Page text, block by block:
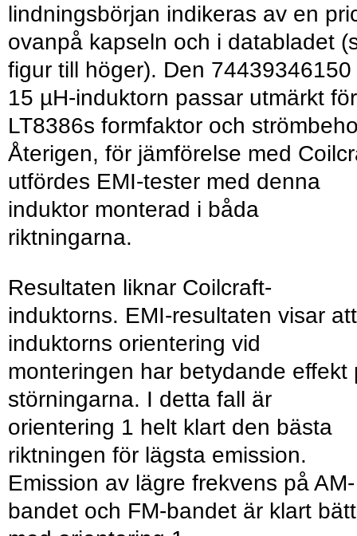
lindningsbörjan indikeras av en
ovanpå kapseln och i databladet
figur till höger). Den 74439346150
15 µH-induktorn passar utmärkt för
LT8386s formfaktor och
Återigen, för jämförelse med
utfördes EMI-tester med denna
induktor monterad i båda
riktningarna.
Resultaten liknar Coilcraft-
induktorns. EMI-resultaten visar att
induktorns orientering vid
monteringen har betydande effekt
störningarna. I detta fall är
orientering 1 helt klart den bästa
riktningen för lägsta emission.
Emission av lägre frekvens på AM-
bandet och FM-bandet är klart